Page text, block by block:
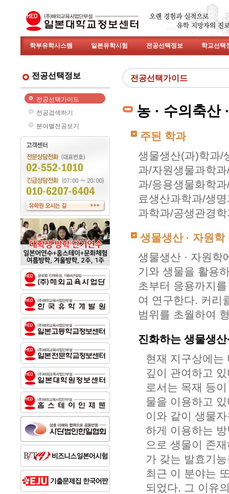
학부유학시스템 일본유학시험 전공선택정보 학교선택
전공선택정보
전공선택가이드
전공검색하기
분야별전공보기
전공선택가이드
농 · 수의축산
주된 학과
생물생산(과)학과/
과/자원생물과학
과/응용생물화학
료생산과학과/생
과학과/공생관경
생물생산 · 자원
생물생산 · 자원학
기와 생물을 활용
초부터 응용까지
여 연구한다. 커리
범위를 초월하여
진화하는 생물생산
현재 지구상에는
깊이 관여하고
로서는 목재 등
물을 이용하고
이와 같이 생물
하게 이용하는
으로 생물이 존
가 갖는 발효기
최근 이 분야는
되었다. 그 이유